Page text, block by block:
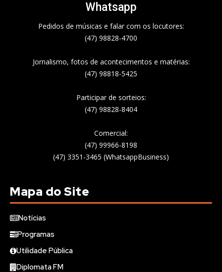
Whatsapp
Pedidos de músicas e falar com os locutores:
(47) 98828-4700
Jornalismo, fotos de acontecimentos e matérias:
(47) 98818-5425
Participar de sorteios:
(47) 98828-8404
Comercial:
(47) 99966-8198
(47) 3351-3465 (WhatsappBusiness)
Mapa do Site
Notícias
Programas
Utilidade Pública
Diplomata FM